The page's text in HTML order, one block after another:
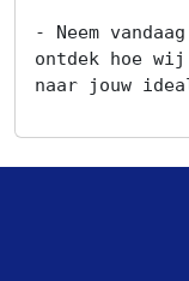
- Neem
ontdek hoe